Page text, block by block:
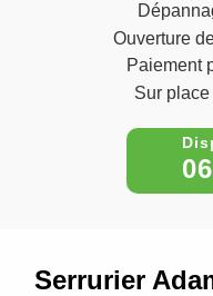
Ouverture
Paiement
Sur
Serrurier